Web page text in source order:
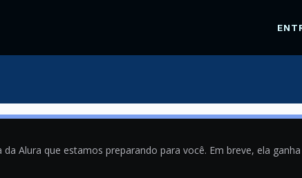
Alura que estamos preparando para você. Em breve, ela